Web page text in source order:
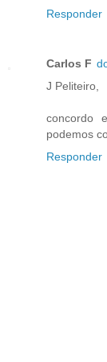
Responder
Carlos F
J Peliteiro,
concordo
podemos
Responder